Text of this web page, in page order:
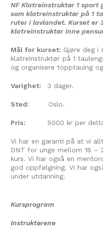
NF Klatreinstruktør 1
som klatreinstruktør på 1
ruter i lavlandet. Kurset er
klatreinstruktør inne
Mål for kurset: Gjøre deg i
klatreinstruktør på 1
og organisere topptauing
Varighet: 3 dager.
Sted: Oslo.
Pris: 5000 kr per
Vi har en garanti på at vi
DNT for unge mellom 18 –
kurs. Vi har også en
god oppfølgning. Vi har
under utdanning.
Kursprogram
Instruktørene